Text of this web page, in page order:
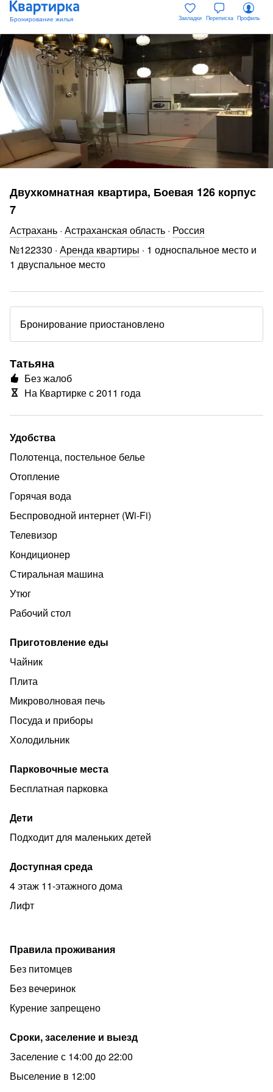
Закладки Переписка Профиль
Двухкомнатная квартира, Боевая 126 корпус
7
Астрахань · Астраханская область · Россия
№122330 · Аренда квартиры · 1 односпальное место и
1 двуспальное место
Бронирование приостановлено
Татьяна
Без жалоб
На Квартирке с 2011 года
Удобства
Полотенца, постельное белье
Отопление
Горячая вода
Беспроводной интернет (Wi‑Fi)
Телевизор
Кондиционер
Стиральная машина
Утюг
Рабочий стол
Приготовление еды
Чайник
Плита
Микроволновая печь
Посуда и приборы
Холодильник
Парковочные места
Бесплатная парковка
Дети
Подходит для маленьких детей
Доступная среда
4 этаж 11-этажного дома
Лифт
Правила проживания
Без питомцев
Без вечеринок
Курение запрещено
Сроки, заселение и выезд
Заселение с 14:00 до 22:00
Выселение в 12:00